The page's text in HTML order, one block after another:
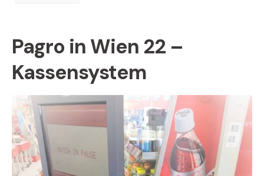
Pagro in Wien 22 –
Kassensystem